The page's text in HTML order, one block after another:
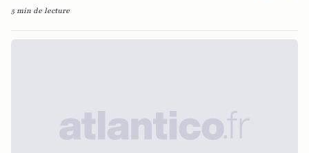
5 min de lecture